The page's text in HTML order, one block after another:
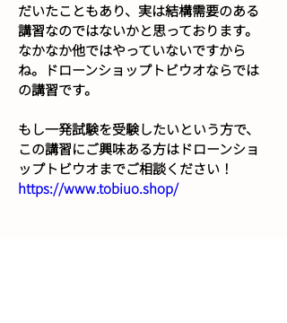
だいたこともあり、実は結構需要のある
講習なのではないかと思っております。
なかなか他ではやっていないですから
ね。ドローンショップトビウオならでは
の講習です。
もし一発試験を受験したいという方で、
この講習にご興味ある方はドローンショ
ップトビウオまでご相談ください！
https://www.tobiuo.shop/